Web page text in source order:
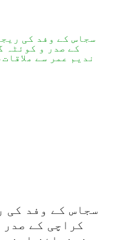
سجاس کے وفد کی
کراچی کے